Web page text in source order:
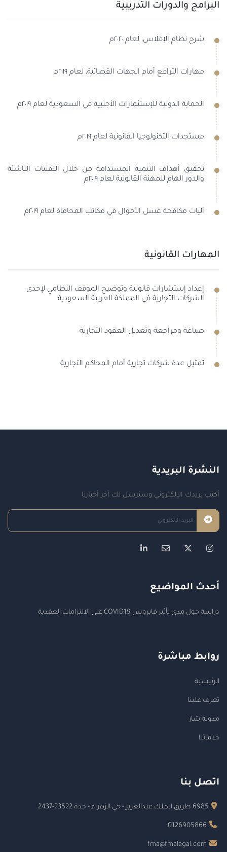
البرامج والدورات التدريبية
شرح نظام الإفلاس، لعام ٢٠٢٠م
مهارات الترافع أمام الجهات القضائية، لعام ٢٠١٩م
الحماية الدولية للإستثمارات الأجنبية في السعودية لعام ٢٠١٩م
مستجدات التكنولوجيا القانونية لعام ٢٠١٩م
تحقيق أهداف التنمية المستدامة من خلال التقنيات الناشئة
والدور الهام للمهنة القانونية لعام ٢٠١٩م
آليات مكافحة غسل الأموال في مكاتب المحاماة لعام ٢٠١٩م
المهارات القانونية
إعداد إستشارات قانونية وتوضيح الموقف النظامي لإحدى
الشركات التجارية في المملكة العربية السعودية
صياغة ومراجعة وتعديل العقود التجارية
تمثيل عدة شركات تجارية أمام المحاكم التجارية
النشرة البريدية
أكتب بريدك الإلكتروني وسنرسل لك آخر أخبارنا
أحدث المواضيع
دراسة حول مدى تأثير فايروس COVID19 على الالتزامات العقدية
روابط مباشرة
الرئيسية
تعرف علينا
مدونة شار
خدماتنا
اتصل بنا
6985 طريق الملك عبدالعزيز - حي الزهراء - جدة 23522-2437
0126905866
fma@fmalegal.com